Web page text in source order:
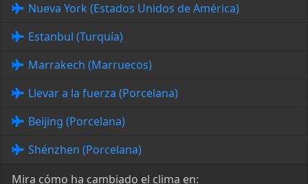
Nueva York (Estados Unidos de América)
Estanbul (Turquía)
Marrakech (Marruecos)
Llevar a la fuerza (Porcelana)
Beijing (Porcelana)
Shénzhen (Porcelana)
Mira cómo ha cambiado el clima en: